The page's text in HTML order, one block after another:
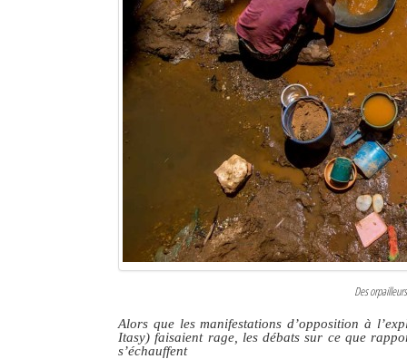
Des
Alors que les manifestations d’opposition à
Itasy) faisaient rage, les débats sur ce que
s’échauffent